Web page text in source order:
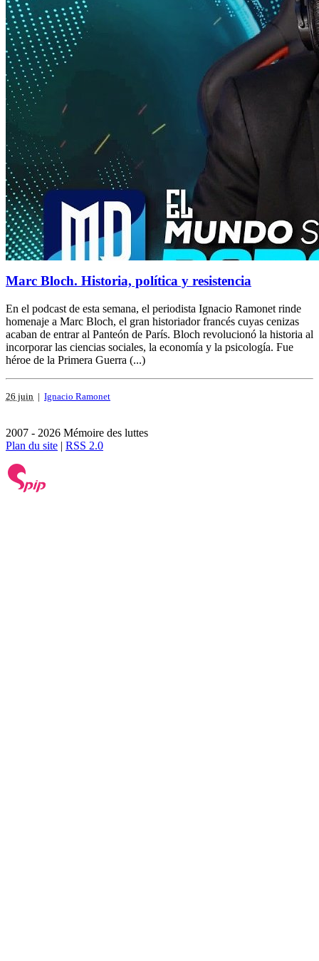
Marc Bloch. Historia, política y resistencia
En el podcast de esta semana, el periodista Ignacio Ramonet rinde
homenaje a Marc Bloch, el gran historiador francés cuyas cenizas
acaban de entrar al Panteón de París. Bloch revolucionó la historia al
incorporar las ciencias sociales, la economía y la psicología. Fue
héroe de la Primera Guerra (...)
26 juin | Ignacio Ramonet
2007 - 2026 Mémoire des luttes
Plan du site | RSS 2.0